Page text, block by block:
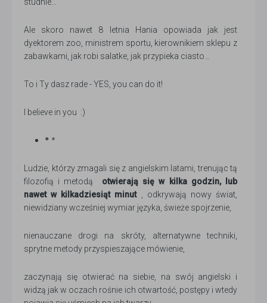
studnie…
Ale skoro nawet 8 letnia Hania opowiada jak jest
dyektorem zoo, ministrem sportu, kierownikiem sklepu z
zabawkami, jak robi salatke, jak przypieka ciasto…
To i Ty dasz rade - YES, you can do it!
I believe in you :)
* *
Ludzie, którzy zmagali się z angielskim latami, trenując tą
filozofią i metodą otwierają się w kilka godzin, lub
nawet w kilkadziesiąt minut, odkrywają nowy świat,
niewidziany wcześniej wymiar języka, świeże spojrzenie,
nienauczane drogi na skróty, alternatywne techniki,
sprytne metody przyspieszające mówienie,
zaczynają się otwierać na siebie, na swój angielski i
widzą jak w oczach rośnie ich otwartość, postępy i wtedy